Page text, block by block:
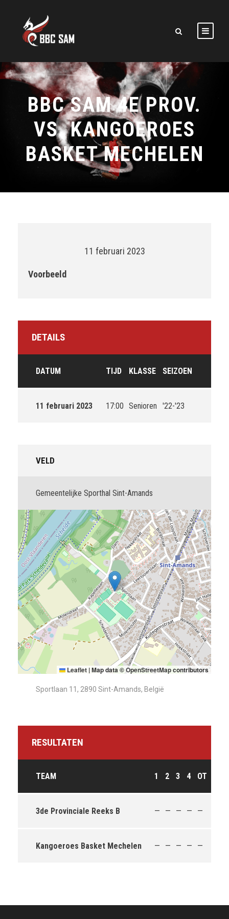
BBC SAM 4E PROV.
VS. KANGOEROES
BASKET MECHELEN
11 februari 2023
Voorbeeld
DETAILS
DATUM TIJD KLASSE SEIZOEN
11 februari 2023 17:00 Senioren '22-'23
VELD
Gemeentelijke Sporthal Sint-Amands
Leaflet |Map data ©OpenStreetMapcontributors
Sportlaan 11, 2890 Sint-Amands, België
RESULTATEN
TEAM 1 2 3 4 OT
3de Provinciale Reeks B — — — — —
Kangoeroes Basket Mechelen — — — — —